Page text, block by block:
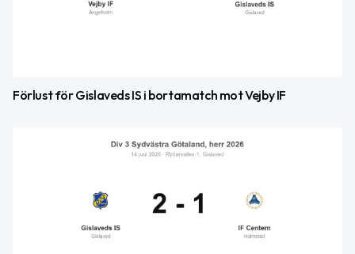
Förlust för Gislaveds IS i bortamatch mot Vejby IF